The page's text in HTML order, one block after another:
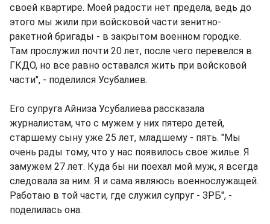
своей квартире. Моей радости нет предела, ведь до
этого мы жили при войсковой части зенитно-
ракетной бригады - в закрытом военном городке.
Там прослужил почти 20 лет, после чего перевелся в
ГКДО, но все равно оставался жить при войсковой
части", - поделился Усубалиев.
Его супруга Айниза Усубалиева рассказала
журналистам, что с мужем у них пятеро детей,
старшему сыну уже 25 лет, младшему - пять. "Мы
очень рады тому, что у нас появилось свое жилье. Я
замужем 27 лет. Куда бы ни поехал мой муж, я всегда
следовала за ним. Я и сама являюсь военнослужащей.
Работаю в той части, где служил супруг - ЗРБ", -
поделилась она.